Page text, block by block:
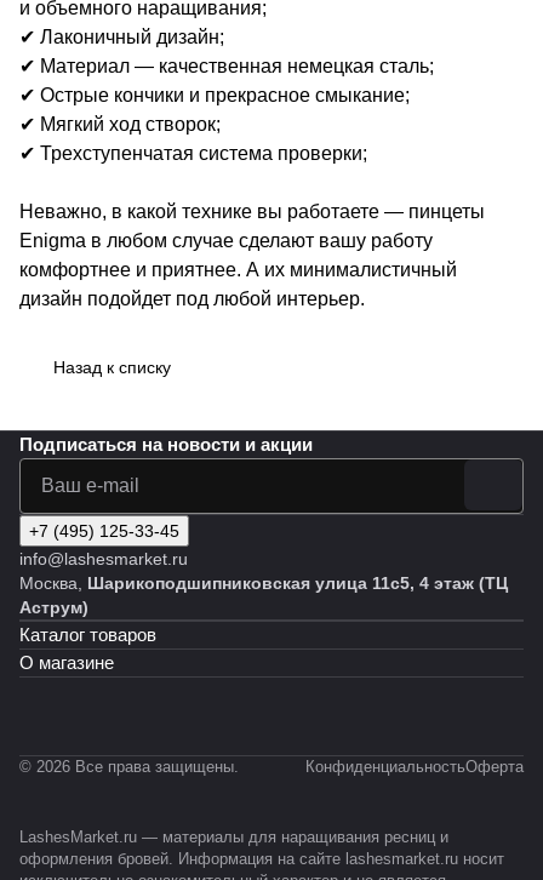
и объемного наращивания;
✔ Лаконичный дизайн;
✔ Материал — качественная немецкая сталь;
✔ Острые кончики и прекрасное смыкание;
✔ Мягкий ход створок;
✔ Трехступенчатая система проверки;
Неважно, в какой технике вы работаете — пинцеты
Enigma в любом случае сделают вашу работу
комфортнее и приятнее. А их минималистичный
дизайн подойдет под любой интерьер.
Назад к списку
Подписаться на новости и акции
+7 (495) 125-33-45
info@lashesmarket.ru
Москва, Шарикоподшипниковская улица 11с5, 4 этаж (ТЦ
Аструм)
Каталог товаров
О магазине
© 2026 Все права защищены. КонфиденциальностьОферта
LashesMarket.ru — материалы для наращивания ресниц и
оформления бровей. Информация на сайте lashesmarket.ru носит